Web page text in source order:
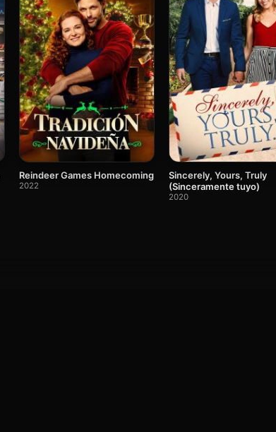
Reindeer Games Homecoming
2022
Sincerely, Yours, Truly
(Sinceramente tuyo)
2020